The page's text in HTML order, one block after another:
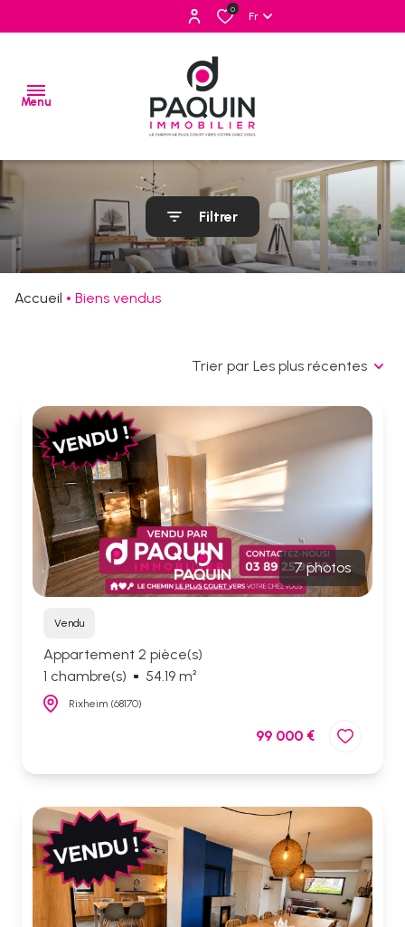
0
Fr
Menu
locations
estimation
biens
vendus
Filtrer
Accueil Biens vendus
Trier par Les plus récentes
7 photos
Vendu
Appartement 2 pièce(s)
1 chambre(s)
54.19 m²
Rixheim (68170)
99 000 €